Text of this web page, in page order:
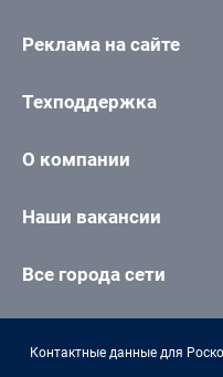
Реклама на сайте
Техподдержка
О компании
Наши вакансии
Все города сети
Контактные данные для